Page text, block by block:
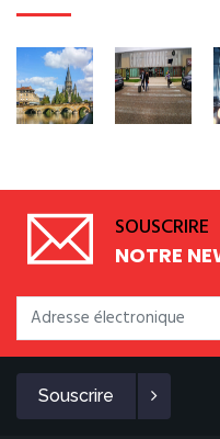
SOUSCRIRE
NOTRE
Souscrire